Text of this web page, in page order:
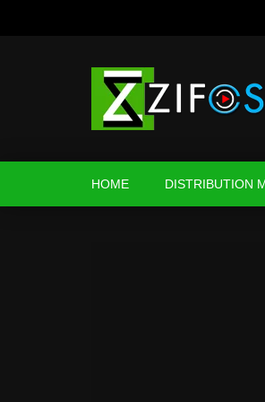
HOME DISTRIBUTION